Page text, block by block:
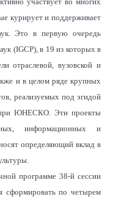
курирует и поддерживает
Это в первую очередь
(IGCP), в 19 из которых в
отраслевой, вузовской и
и в целом ряде крупных
реализуемых под эгидой
при ЮНЕСКО. Эти проекты
информационных и
определяющий вклад в
программе 38-й сессии
сформировать по четырем